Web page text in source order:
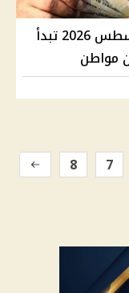
بعد تبكير مرتبات يوليو.. معاشات أغسطس 2026 تبدأ
7
8